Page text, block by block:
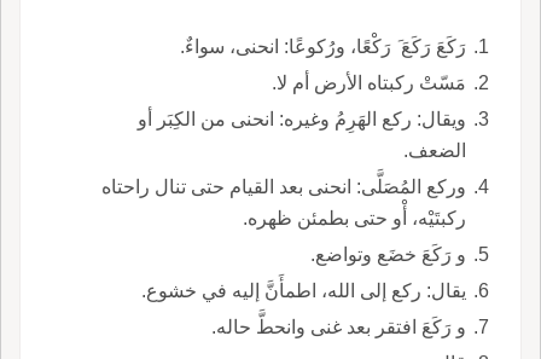
رَكَعَ رَكَعَ َ رَكْعًا، ورُكوعًا: انحنى، سواءٌ.
مَسّتْ ركبتاه الأرض أم لا.
ويقال: ركع الهَرِمُ وغيره: انحنى من الكِبَر أو
الضعف.
وركع المُصَلَّى: انحنى بعد القيام حتى تنال راحتاه
ركبتَيْه، أْو حتى بطمئن ظهره.
و رَكَعَ خضَع وتواضع.
يقال: ركع إلى الله، اطمأَنَّ إليه في خشوع.
و رَكَعَ افتقر بعد غنى وانحطَّ حاله.